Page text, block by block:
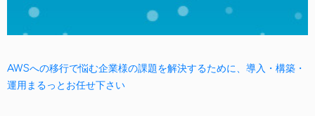
AWSへの移行で悩む企業様の課題を解決するために、導入・構築・
運用まるっとお任せ下さい